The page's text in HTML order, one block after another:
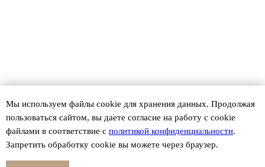
Мы используем файлы сookie для хранения данных. Продолжая
пользоваться сайтом, вы даете согласие на работу с cookie
файлами в соответствие с политикой конфиденциальности.
Запретить обработку cookie вы можете через браузер.